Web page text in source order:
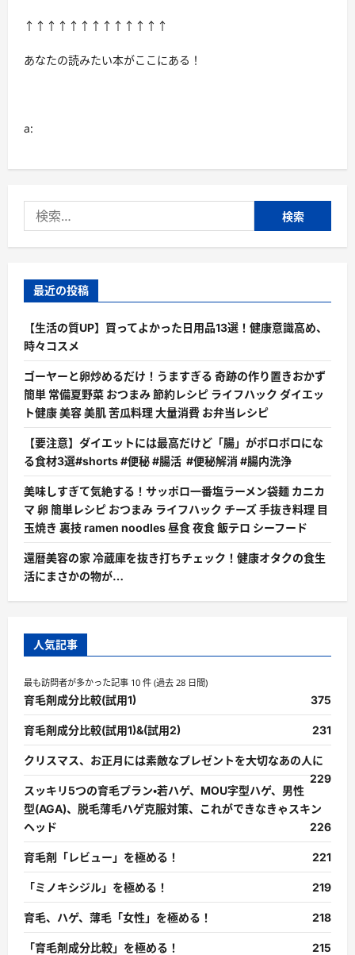
コ
ウ
カ
キ
い
ら
む
↑↑↑↑↑↑↑↑↑↑↑↑↑
あなたの読みたい本がここにある！
a:
索:
最近の投稿
【生活の質UP】買ってよかった日用品13選！健康意識高め、
時々コスメ
ゴーヤーと卵炒めるだけ！うますぎる 奇跡の作り置きおかず
簡単 常備夏野菜 おつまみ 節約レシピ ライフハック ダイエッ
ト健康 美容 美肌 苦瓜料理 大量消費 お弁当レシピ
【要注意】ダイエットには最高だけど「腸」がボロボロにな
る食材3選#shorts #便秘 #腸活 #便秘解消 #腸内洗浄
美味しすぎて気絶する！サッポロ一番塩ラーメン袋麺 カニカ
マ 卵 簡単レシピ おつまみ ライフハック チーズ 手抜き料理 目
玉焼き 裏技 ramen noodles 昼食 夜食 飯テロ シーフード
還暦美容の家 冷蔵庫を抜き打ちチェック！健康オタクの食生
活にまさかの物が…
人気記事
最も訪問者が多かった記事 10 件 (過去 28 日間)
育毛剤成分比較(試用1) 375
育毛剤成分比較(試用1)&(試用2) 231
クリスマス、お正月には素敵なプレゼントを大切なあの人に
229
スッキリ5つの育毛プラン・若ハゲ、MOU字型ハゲ、男性
型(AGA)、脱毛薄毛ハゲ克服対策、これができなきゃスキン
ヘッド
226
育毛剤「レビュー」を極める！ 221
「ミノキシジル」を極める！ 219
育毛、ハゲ、薄毛「女性」を極める！ 218
「育毛剤成分比較」を極める！ 215